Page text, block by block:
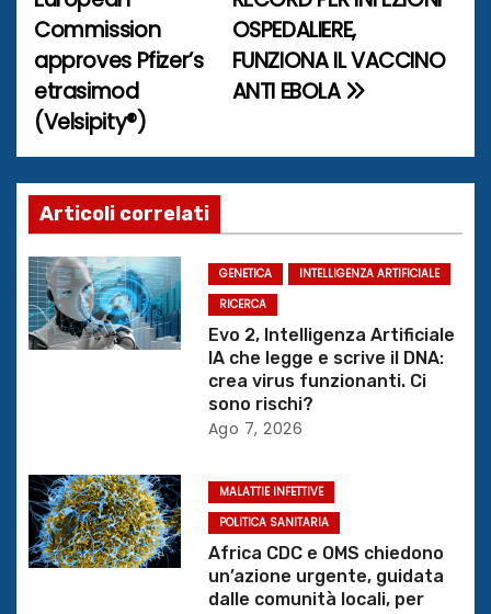
i
g
a
z
i
o
n
r
t
i
OSPEDALIERE,
FUNZIONA IL VACCINO
ANTI EBOLA
Commission
approves Pfizer’s
etrasimod
(Velsipity®)
Articoli correlati
GENETICA
INTELLIGENZA ARTIFICIALE
RICERCA
Evo 2, Intelligenza Artificiale
IA che legge e scrive il DNA:
crea virus funzionanti. Ci
sono rischi?
Ago 7, 2026
MALATTIE INFETTIVE
POLITICA SANITARIA
Africa CDC e OMS chiedono
un’azione urgente, guidata
dalle comunità locali, per